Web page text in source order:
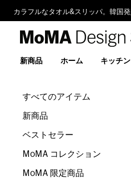
カラフルなタオル&スリッパ。韓国発
新商品 ホーム キッチン
すべてのアイテム
新商品
ベストセラー
MoMA コレクション
MoMA 限定商品